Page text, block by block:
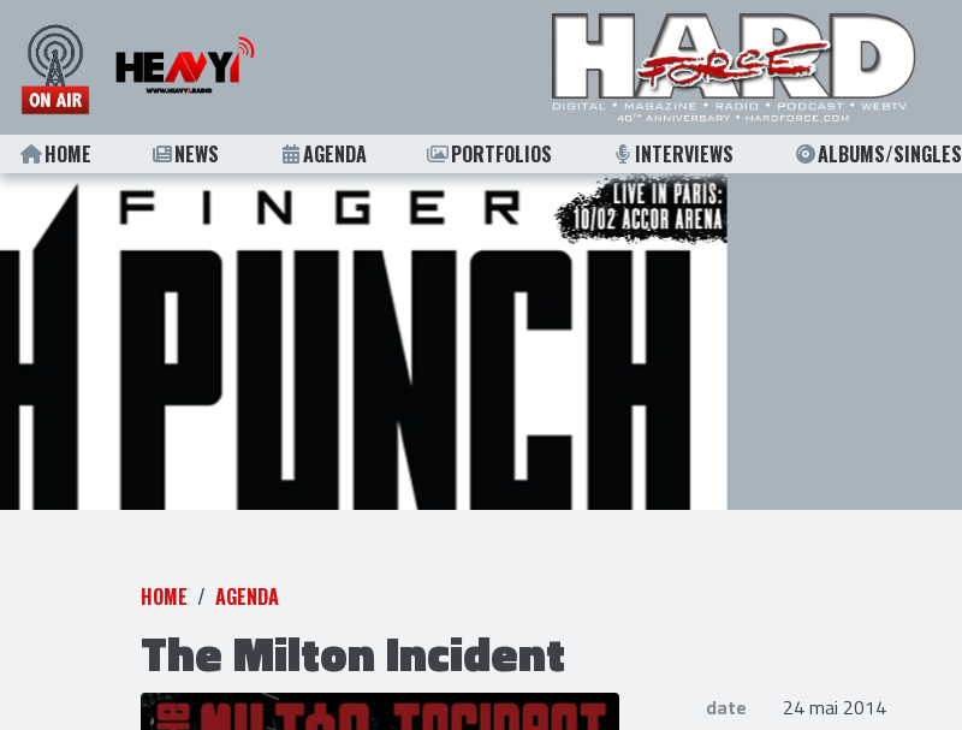
HOME NEWS AGENDA PORTFOLIOS INTERVIEWS ALBUMS/SINGLES
HOME AGENDA
The Milton Incident
date
24 mai 2014